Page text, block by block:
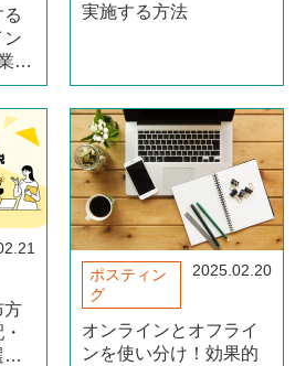
ン
者
実施する方法
方
ポスティン
グ
2025.02.20
オンラインとオフライ
ンを使い分け！効果的